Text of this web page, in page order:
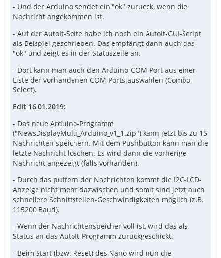
- Und der Arduino sendet ein "ok" zurueck, wenn die
Nachricht angekommen ist.
- Auf der AutoIt-Seite habe ich noch ein AutoIt-GUI-Script
als Beispiel geschrieben. Das empfängt dann auch das
"ok" und zeigt es in der Statuszeile an.
- Dort kann man auch den Arduino-COM-Port aus einer
Liste der vorhandenen COM-Ports auswählen (Combo-
Select).
Edit 16.01.2019:
- Das neue Arduino-Programm
("NewsDisplayMulti_Arduino_v1_1.zip") kann jetzt bis zu 15
Nachrichten speichern. Mit dem Pushbutton kann man die
letzte Nachricht löschen. Es wird dann die vorherige
Nachricht angezeigt (falls vorhanden).
- Durch das puffern der Nachrichten kommt die I2C-LCD-
Anzeige nicht mehr dazwischen und somit sind jetzt auch
schnellere Schnittstellen-Geschwindigkeiten möglich (z.B.
115200 Baud).
- Wenn der Nachrichtenspeicher voll ist, wird das als
Status an das AutoIt-Programm zurückgeschickt.
- Beim Start (bzw. Reset) des Nano wird nun die